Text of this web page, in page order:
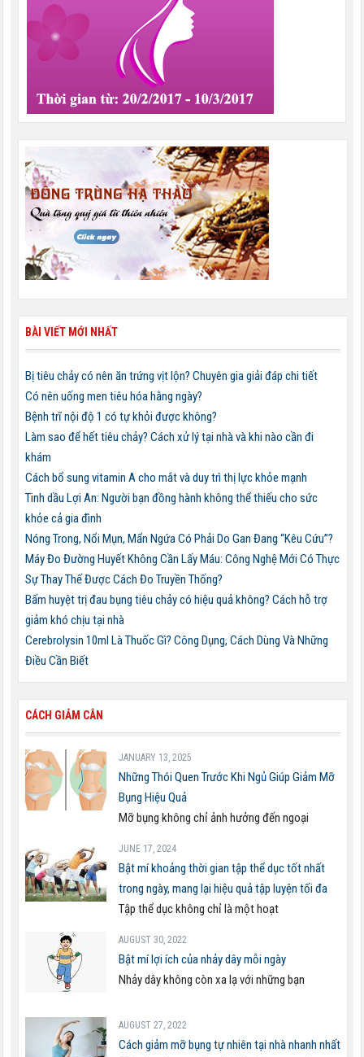
BÀI VIẾT MỚI NHẤT
Bị tiêu chảy có nên ăn trứng vịt lộn? Chuyên gia giải đáp chi tiết
Có nên uống men tiêu hóa hằng ngày?
Bệnh trĩ nội độ 1 có tự khỏi được không?
Làm sao để hết tiêu chảy? Cách xử lý tại nhà và khi nào cần đi
khám
Cách bổ sung vitamin A cho mắt và duy trì thị lực khỏe mạnh
Tinh dầu Lợi An: Người bạn đồng hành không thể thiếu cho sức
khỏe cả gia đình
Nóng Trong, Nổi Mụn, Mẩn Ngứa Có Phải Do Gan Đang “Kêu Cứu”?
Máy Đo Đường Huyết Không Cần Lấy Máu: Công Nghệ Mới Có Thực
Sự Thay Thế Được Cách Đo Truyền Thống?
Bấm huyệt trị đau bụng tiêu chảy có hiệu quả không? Cách hỗ trợ
giảm khó chịu tại nhà
Cerebrolysin 10ml Là Thuốc Gì? Công Dụng, Cách Dùng Và Những
Điều Cần Biết
CÁCH GIẢM CÂN
JANUARY 13, 2025
Những Thói Quen Trước Khi Ngủ Giúp Giảm Mỡ
Bụng Hiệu Quả
Mỡ bụng không chỉ ảnh hưởng đến ngoại
JUNE 17, 2024
Bật mí khoảng thời gian tập thể dục tốt nhất
trong ngày, mang lại hiệu quả tập luyện tối đa
Tập thể dục không chỉ là một hoạt
AUGUST 30, 2022
Bật mí lợi ích của nhảy dây mỗi ngày
Nhảy dây không còn xa lạ với những bạn
AUGUST 27, 2022
Cách giảm mỡ bụng tự nhiên tại nhà nhanh nhất